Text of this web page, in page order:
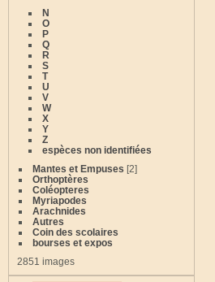
N
O
P
Q
R
S
T
U
V
W
X
Y
Z
espèces non identifiées
Mantes et Empuses [2]
Orthoptères
Coléopteres
Myriapodes
Arachnides
Autres
Coin des scolaires
bourses et expos
2851 images